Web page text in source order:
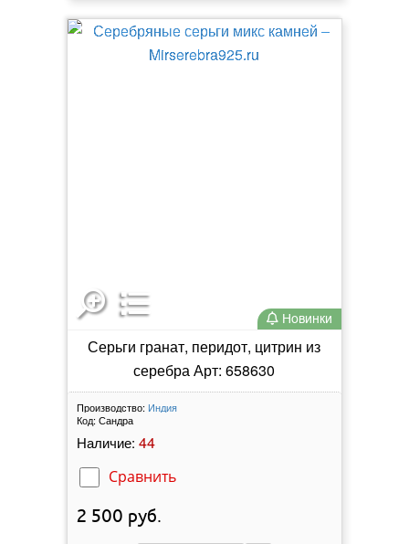
Новинки
Серьги гранат, перидот, цитрин из
серебра Арт: 658630
Производство: Индия
Код: Сандра
Наличие: 44
Сравнить
2 500 руб.